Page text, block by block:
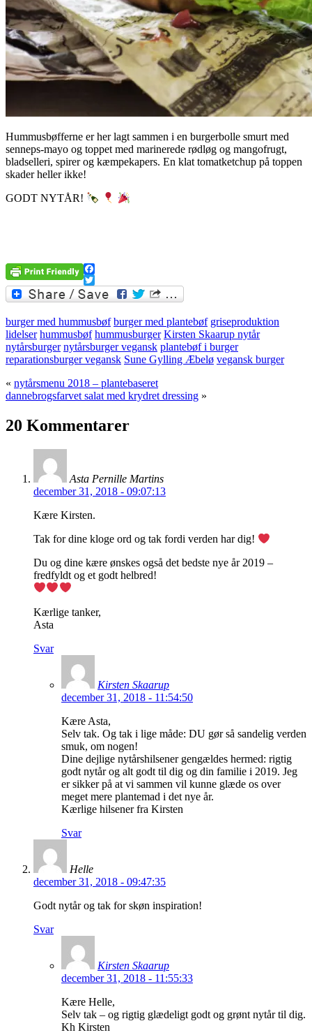
Hummusbøfferne er her lagt sammen i en burgerbolle smurt med
senneps-mayo og toppet med marinerede rødløg og mangofrugt,
bladselleri, spirer og kæmpekapers. En klat tomatketchup på toppen
skader heller ikke!
GODT NYTÅR!
Facebook
Twitter
burger med hummusbøf burger med plantebøf griseproduktion
lidelser hummusbøf hummusburger Kirsten Skaarup nytår
nytårsburger nytårsburger vegansk plantebøf i burger
reparationsburger vegansk Sune Gylling Æbelø vegansk burger
« nytårsmenu 2018 – plantebaseret
dannebrogsfarvet salat med krydret dressing »
20 Kommentarer
Asta Pernille Martins
december 31, 2018 - 09:07:13
Kære Kirsten.
Tak for dine kloge ord og tak fordi verden har dig!
Du og dine kære ønskes også det bedste nye år 2019 –
fredfyldt og et godt helbred!
Kærlige tanker,
Asta
Svar
Kirsten Skaarup
december 31, 2018 - 11:54:50
Kære Asta,
Selv tak. Og tak i lige måde: DU gør så sandelig verden
smuk, om nogen!
Dine dejlige nytårshilsener gengældes hermed: rigtig
godt nytår og alt godt til dig og din familie i 2019. Jeg
er sikker på at vi sammen vil kunne glæde os over
meget mere plantemad i det nye år.
Kærlige hilsener fra Kirsten
Svar
Helle
december 31, 2018 - 09:47:35
Godt nytår og tak for skøn inspiration!
Svar
Kirsten Skaarup
december 31, 2018 - 11:55:33
Kære Helle,
Selv tak – og rigtig glædeligt godt og grønt nytår til dig.
Kh Kirsten